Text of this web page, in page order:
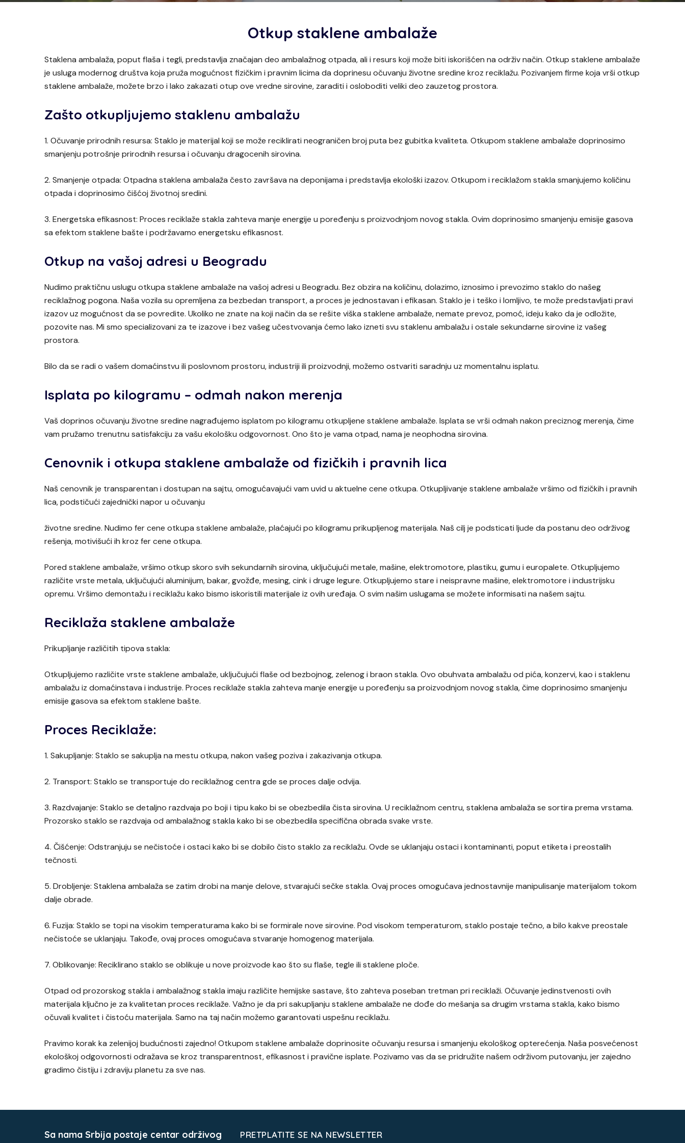
Otkup staklene ambalaže
Staklena ambalaža, poput flaša i tegli, predstavlja značajan deo ambalažnog otpada, ali i resurs koji može biti iskorišćen na održiv način. Otkup staklene ambalaže
je usluga modernog društva koja pruža mogućnost fizičkim i pravnim licima da doprinesu očuvanju životne sredine kroz reciklažu. Pozivanjem firme koja vrši otkup
staklene ambalaže, možete brzo i lako zakazati otup ove vredne sirovine, zaraditi i osloboditi veliki deo zauzetog prostora.
Zašto otkupljujemo staklenu ambalažu
1. Očuvanje prirodnih resursa: Staklo je materijal koji se može reciklirati neograničen broj puta bez gubitka kvaliteta. Otkupom staklene ambalaže doprinosimo
smanjenju potrošnje prirodnih resursa i očuvanju dragocenih sirovina.
2. Smanjenje otpada: Otpadna staklena ambalaža često završava na deponijama i predstavlja ekološki izazov. Otkupom i reciklažom stakla smanjujemo količinu
otpada i doprinosimo čišćoj životnoj sredini.
3. Energetska efikasnost: Proces reciklaže stakla zahteva manje energije u poređenju s proizvodnjom novog stakla. Ovim doprinosimo smanjenju emisije gasova
sa efektom staklene bašte i podržavamo energetsku efikasnost.
Otkup na vašoj adresi u Beogradu
Nudimo praktičnu uslugu otkupa staklene ambalaže na vašoj adresi u Beogradu. Bez obzira na količinu, dolazimo, iznosimo i prevozimo staklo do našeg
reciklažnog pogona. Naša vozila su opremljena za bezbedan transport, a proces je jednostavan i efikasan. Staklo je i teško i lomljivo, te može predstavljati pravi
izazov uz mogućnost da se povredite. Ukoliko ne znate na koji način da se rešite viška staklene ambalaže, nemate prevoz, pomoć, ideju kako da je odložite,
pozovite nas. Mi smo specializovani za te izazove i bez vašeg učestvovanja ćemo lako izneti svu staklenu ambalažu i ostale sekundarne sirovine iz vašeg
prostora.
Bilo da se radi o vašem domaćinstvu ili poslovnom prostoru, industriji ili proizvodnji, možemo ostvariti saradnju uz momentalnu isplatu.
Isplata po kilogramu – odmah nakon merenja
Vaš doprinos očuvanju životne sredine nagrađujemo isplatom po kilogramu otkupljene staklene ambalaže. Isplata se vrši odmah nakon preciznog merenja, čime
vam pružamo trenutnu satisfakciju za vašu ekološku odgovornost. Ono što je vama otpad, nama je neophodna sirovina.
Cenovnik i otkupa staklene ambalaže od fizičkih i pravnih lica
Naš cenovnik je transparentan i dostupan na sajtu, omogućavajući vam uvid u aktuelne cene otkupa. Otkupljivanje staklene ambalaže vršimo od fizičkih i pravnih
lica, podstičući zajednički napor u očuvanju
životne sredine. Nudimo fer cene otkupa staklene ambalaže, plaćajući po kilogramu prikupljenog materijala. Naš cilj je podsticati ljude da postanu deo održivog
rešenja, motivišući ih kroz fer cene otkupa.
Pored staklene ambalaže, vršimo otkup skoro svih sekundarnih sirovina, uključujući metale, mašine, elektromotore, plastiku, gumu i europalete. Otkupljujemo
različite vrste metala, uključujući aluminijum, bakar, gvožđe, mesing, cink i druge legure. Otkupljujemo stare i neispravne mašine, elektromotore i industrijsku
opremu. Vršimo demontažu i reciklažu kako bismo iskoristili materijale iz ovih uređaja. O svim našim uslugama se možete informisati na našem sajtu.
Reciklaža staklene ambalaže
Prikupljanje različitih tipova stakla:
Otkupljujemo različite vrste staklene ambalaže, uključujući flaše od bezbojnog, zelenog i braon stakla. Ovo obuhvata ambalažu od pića, konzervi, kao i staklenu
ambalažu iz domaćinstava i industrije. Proces reciklaže stakla zahteva manje energije u poređenju sa proizvodnjom novog stakla, čime doprinosimo smanjenju
emisije gasova sa efektom staklene bašte.
Proces Reciklaže:
1. Sakupljanje: Staklo se sakuplja na mestu otkupa, nakon vašeg poziva i zakazivanja otkupa.
2. Transport: Staklo se transportuje do reciklažnog centra gde se proces dalje odvija.
3. Razdvajanje: Staklo se detaljno razdvaja po boji i tipu kako bi se obezbedila čista sirovina. U reciklažnom centru, staklena ambalaža se sortira prema vrstama.
Prozorsko staklo se razdvaja od ambalažnog stakla kako bi se obezbedila specifična obrada svake vrste.
4. Čišćenje: Odstranjuju se nečistoće i ostaci kako bi se dobilo čisto staklo za reciklažu. Ovde se uklanjaju ostaci i kontaminanti, poput etiketa i preostalih
tečnosti.
5. Drobljenje: Staklena ambalaža se zatim drobi na manje delove, stvarajući sečke stakla. Ovaj proces omogućava jednostavnije manipulisanje materijalom tokom
dalje obrade.
6. Fuzija: Staklo se topi na visokim temperaturama kako bi se formirale nove sirovine. Pod visokom temperaturom, staklo postaje tečno, a bilo kakve preostale
nečistoće se uklanjaju. Takođe, ovaj proces omogućava stvaranje homogenog materijala.
7. Oblikovanje: Reciklirano staklo se oblikuje u nove proizvode kao što su flaše, tegle ili staklene ploče.
Otpad od prozorskog stakla i ambalažnog stakla imaju različite hemijske sastave, što zahteva poseban tretman pri reciklaži. Očuvanje jedinstvenosti ovih
materijala ključno je za kvalitetan proces reciklaže. Važno je da pri sakupljanju staklene ambalaže ne dođe do mešanja sa drugim vrstama stakla, kako bismo
očuvali kvalitet i čistoću materijala. Samo na taj način možemo garantovati uspešnu reciklažu.
Pravimo korak ka zelenijoj budućnosti zajedno! Otkupom staklene ambalaže doprinosite očuvanju resursa i smanjenju ekološkog opterećenja. Naša posvećenost
ekološkoj odgovornosti odražava se kroz transparentnost, efikasnost i pravične isplate. Pozivamo vas da se pridružite našem održivom putovanju, jer zajedno
gradimo čistiju i zdraviju planetu za sve nas.
Sa nama Srbija postaje centar održivog PRETPLATITE SE NA NEWSLETTER